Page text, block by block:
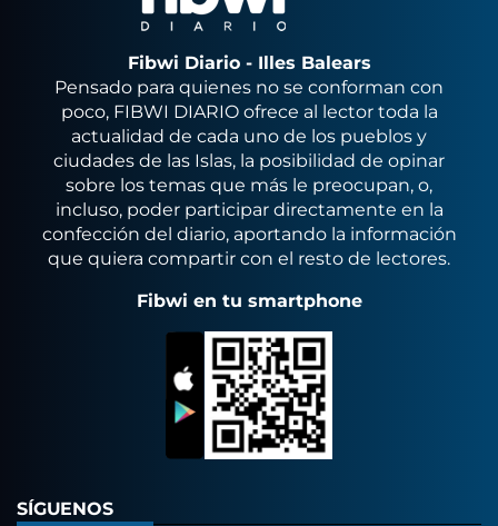
Fibwi Diario - Illes Balears
Pensado para quienes no se conforman con
poco, FIBWI DIARIO ofrece al lector toda la
actualidad de cada uno de los pueblos y
ciudades de las Islas, la posibilidad de opinar
sobre los temas que más le preocupan, o,
incluso, poder participar directamente en la
confección del diario, aportando la información
que quiera compartir con el resto de lectores.
Fibwi en tu smartphone
SÍGUENOS